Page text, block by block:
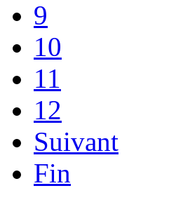
9
10
11
12
Suivant
Fin